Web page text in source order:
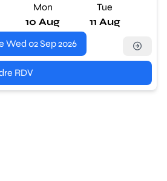
Mon
10 Aug
Tue
11 Aug
Wed 02 Sep 2026
RDV